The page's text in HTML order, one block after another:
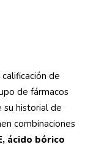
de
de fármacos
su historial de
combinaciones
ácido bórico